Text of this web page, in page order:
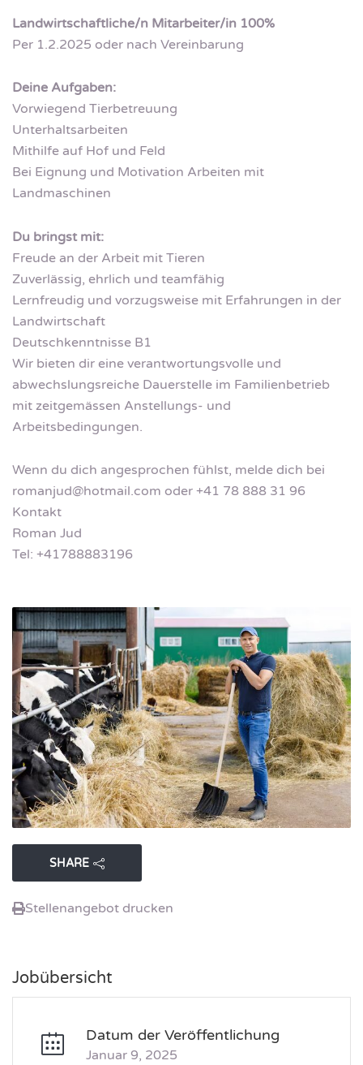
Landwirtschaftliche/n Mitarbeiter/in 100%
Per 1.2.2025 oder nach Vereinbarung
Deine Aufgaben:
Vorwiegend Tierbetreuung
Unterhaltsarbeiten
Mithilfe auf Hof und Feld
Bei Eignung und Motivation Arbeiten mit
Landmaschinen
Du bringst mit:
Freude an der Arbeit mit Tieren
Zuverlässig, ehrlich und teamfähig
Lernfreudig und vorzugsweise mit Erfahrungen in der
Landwirtschaft
Deutschkenntnisse B1
Wir bieten dir eine verantwortungsvolle und
abwechslungsreiche Dauerstelle im Familienbetrieb
mit zeitgemässen Anstellungs- und
Arbeitsbedingungen.
Wenn du dich angesprochen fühlst, melde dich bei
romanjud@hotmail.com oder +41 78 888 31 96
Kontakt
Roman Jud
Tel: +41788883196
SHARE
Stellenangebot drucken
Jobübersicht
Datum der Veröffentlichung
Januar 9, 2025